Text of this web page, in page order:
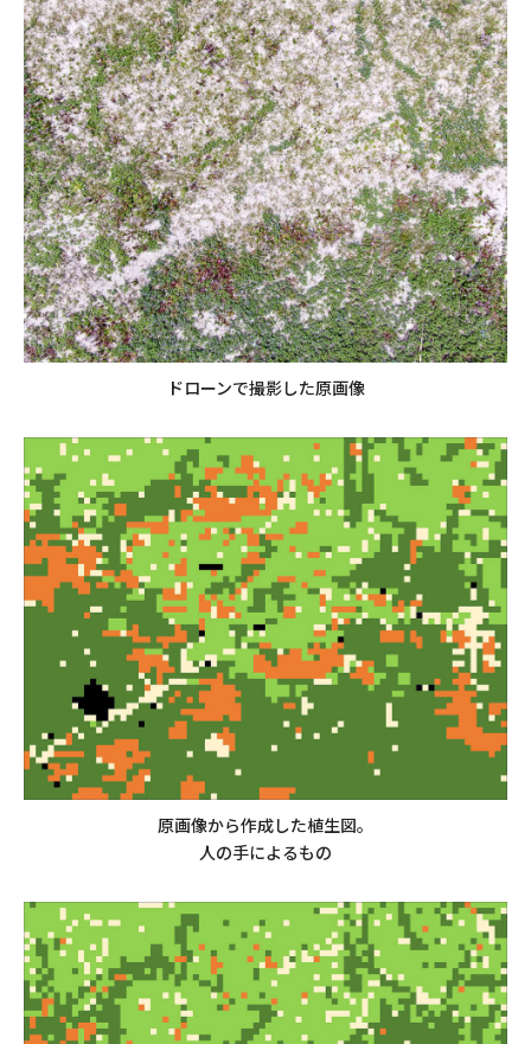
ドローンで撮影した原画像
原画像から作成した植生図。
人の手によるもの